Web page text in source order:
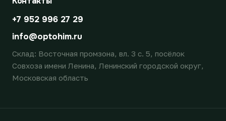
+7 952 996 27 29
info@optohim.ru
Склад: Восточная промзона, вл. 3 с. 5, посёлок
Совхоза имени Ленина, Ленинский городской округ,
Московская область